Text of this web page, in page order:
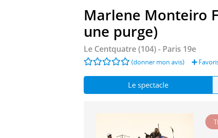
Marlene Monteiro
une purge)
Le Centquatre (104)- Paris 19e
(donner mon avis)
Le spectacle